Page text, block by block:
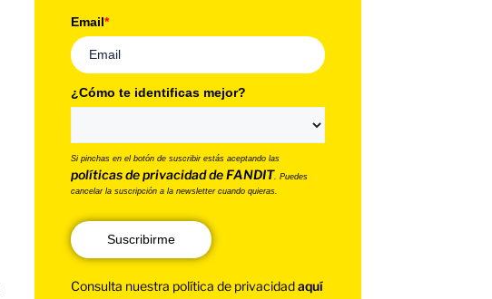
Email*
¿Cómo te identificas mejor?
Si pinchas en el botón de suscribir estás aceptando las
políticas de privacidad de FANDIT . Puedes
cancelar la suscripción a la newsletter cuando quieras.
Suscribirme
Consulta nuestra política de privacidadaquí